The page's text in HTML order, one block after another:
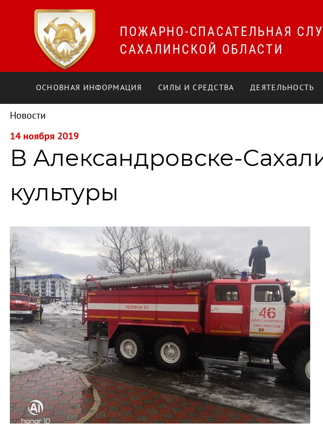
ПОЖАРНО-СПАСАТЕЛЬНАЯ
САХАЛИНСКОЙ ОБЛАСТИ
ОСНОВНАЯ ИНФОРМАЦИЯ СИЛЫ И СРЕДСТВА ДЕЯТЕЛЬНОСТЬ
Новости
В Александровске-
культуры
14 ноября 2019